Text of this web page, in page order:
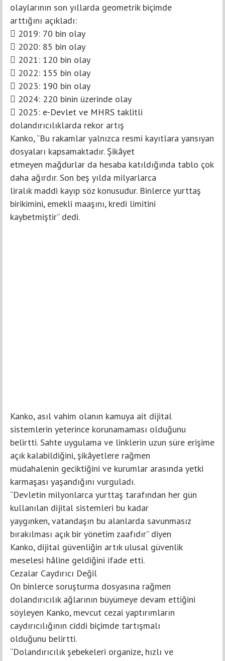
olaylarının son yıllarda geometrik biçimde
arttığını açıkladı:
 2019: 70 bin olay
 2020: 85 bin olay
 2021: 120 bin olay
 2022: 155 bin olay
 2023: 190 bin olay
 2024: 220 binin üzerinde olay
 2025: e-Devlet ve MHRS taklitli
dolandırıcılıklarda rekor artış
Kanko, “Bu rakamlar yalnızca resmi kayıtlara yansıyan
dosyaları kapsamaktadır. Şikâyet
etmeyen mağdurlar da hesaba katıldığında tablo çok
daha ağırdır. Son beş yılda milyarlarca
liralık maddi kayıp söz konusudur. Binlerce yurttaş
birikimini, emekli maaşını, kredi limitini
kaybetmiştir” dedi.
Kanko, asıl vahim olanın kamuya ait dijital
sistemlerin yeterince korunamaması olduğunu
belirtti. Sahte uygulama ve linklerin uzun süre erişime
açık kalabildiğini, şikâyetlere rağmen
müdahalenin geciktiğini ve kurumlar arasında yetki
karmaşası yaşandığını vurguladı.
“Devletin milyonlarca yurttaş tarafından her gün
kullanılan dijital sistemleri bu kadar
yaygınken, vatandaşın bu alanlarda savunmasız
bırakılması açık bir yönetim zaafıdır” diyen
Kanko, dijital güvenliğin artık ulusal güvenlik
meselesi hâline geldiğini ifade etti.
Cezalar Caydırıcı Değil
On binlerce soruşturma dosyasına rağmen
dolandırıcılık ağlarının büyümeye devam ettiğini
söyleyen Kanko, mevcut cezai yaptırımların
caydırıcılığının ciddi biçimde tartışmalı
olduğunu belirtti.
“Dolandırıcılık şebekeleri organize, hızlı ve